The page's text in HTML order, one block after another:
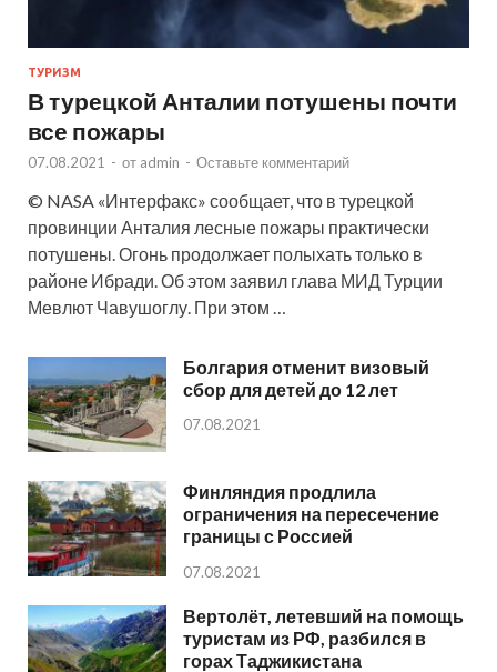
ТУРИЗМ
В турецкой Анталии потушены почти
все пожары
07.08.2021 - от admin - Оставьте комментарий
© NASA «Интерфакс» сообщает, что в турецкой
провинции Анталия лесные пожары практически
потушены. Огонь продолжает полыхать только в
районе Ибради. Об этом заявил глава МИД Турции
Мевлют Чавушоглу. При этом …
Болгария отменит визовый
сбор для детей до 12 лет
07.08.2021
Финляндия продлила
ограничения на пересечение
границы с Россией
07.08.2021
Вертолёт, летевший на помощь
туристам из РФ, разбился в
горах Таджикистана